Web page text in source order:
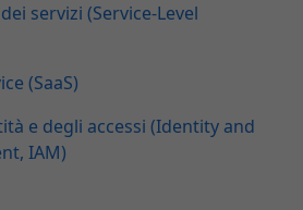
servizi (Service-Level
(SaaS)
e degli accessi (Identity and
IAM)